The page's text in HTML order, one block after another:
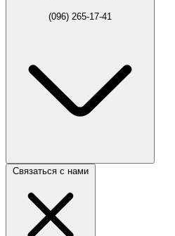
(096) 265-17-41
Связаться с нами